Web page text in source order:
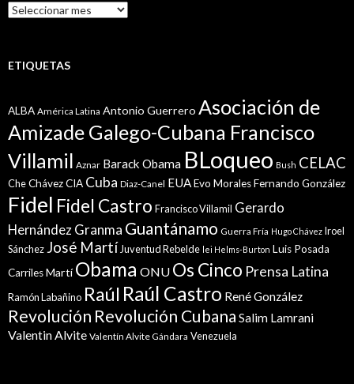
Histórico
ETIQUETAS
ALBA América Latina Antonio Guerrero Asociación de
Amizade Galego-Cubana Francisco
Villamil Aznar Barack Obama BLoqueo Bush CELAC
CheChávezCIA Cuba Diaz-Canel EUAEvo MoralesFernando González
Fidel Fidel Castro Francisco Villamil Gerardo
Hernández Granma Guantánamo Guerra Fría Hugo Chávez Iroel
Sánchez José Martí Juventud Rebelde lei Helms-Burton Luis Posada
CarrilesMartí Obama ONU Os Cinco Prensa Latina
Ramón Labañino Raúl Raúl Castro René González
Revolución Revolución Cubana Salim Lamrani
Valentin Alvite Valentín Alvite Gándara Venezuela